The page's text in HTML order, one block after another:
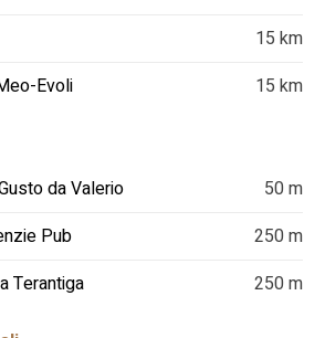
15 km
Evoli
15 km
da Valerio
50 m
Pub
250 m
Terantiga
250 m